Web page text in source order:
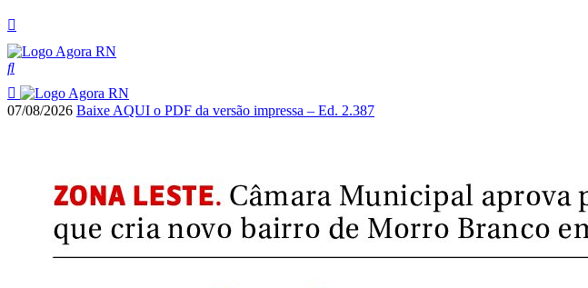
07/08/2026 Baixe AQUI o PDF da versão impressa – Ed. 2.387